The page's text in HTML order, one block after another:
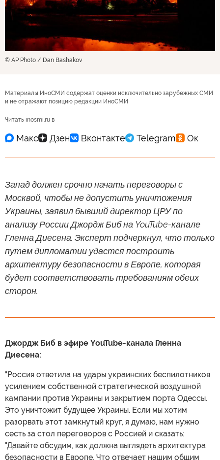
© AP Photo / Dan Bashakov
Материалы ИноСМИ содержат оценки исключительно зарубежных СМИ
и не отражают позицию редакции ИноСМИ
Читать inosmi.ru в
Запад должен срочно начать переговоры с
Москвой, чтобы не допустить уничтожения
Украины, заявил бывший директор ЦРУ по
анализу России Джордж Биб на YouTube-канале
Гленна Диесена. Эксперт подчеркнул, что только
путем дипломатии удастся построить
архитектуру безопасности в Европе, которая
будет соответствовать требованиям обеих
сторон.
Джордж Биб в эфире YouTube-канала Гленна
Диесена:
"Россия ответила на удары украинских беспилотников
усилением собственной стратегической воздушной
кампании против Украины и закрытием порта Одессы.
Это уничтожит будущее Украины. Если мы хотим
разорвать этот замкнутый круг, я думаю, нам нужно
сесть за стол переговоров с Россией и сказать:
"Давайте обсудим, как должна выглядеть архитектура
безопасности в Европе. Что отвечает нашим общим